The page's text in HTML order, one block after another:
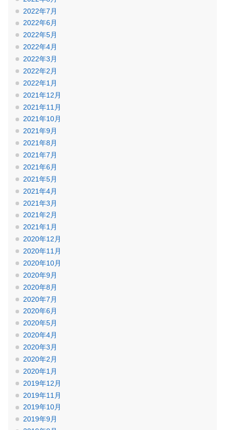
2022年7月
2022年6月
2022年5月
2022年4月
2022年3月
2022年2月
2022年1月
2021年12月
2021年11月
2021年10月
2021年9月
2021年8月
2021年7月
2021年6月
2021年5月
2021年4月
2021年3月
2021年2月
2021年1月
2020年12月
2020年11月
2020年10月
2020年9月
2020年8月
2020年7月
2020年6月
2020年5月
2020年4月
2020年3月
2020年2月
2020年1月
2019年12月
2019年11月
2019年10月
2019年9月